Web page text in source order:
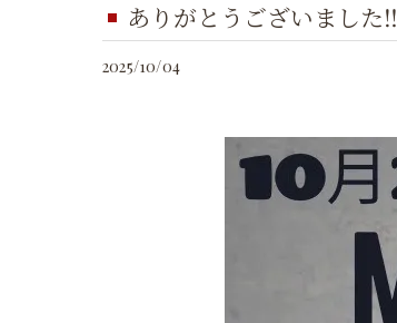
ありがとうございました‼️
2025/10/04